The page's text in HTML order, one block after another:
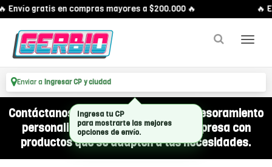
Envío gratis en compras mayores a $200.000 🔥 🔥
Enviar a Ingresar CP y ciudad
Contáctanos por WhatsApp y recibí asesoramiento
personalizado para equipar a tu empresa con
productos que se adapten a tus necesidades.